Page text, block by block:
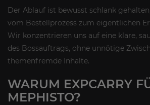
Der Ablauf ist bewusst schlank
vom Bestellprozess zum eigentlichen
Wir konzentrieren uns auf eine klare,
des Bossauftrags, ohne unnötige
themenfremde Inhalte.
WARUM EXPCARRY
MEPHISTO?